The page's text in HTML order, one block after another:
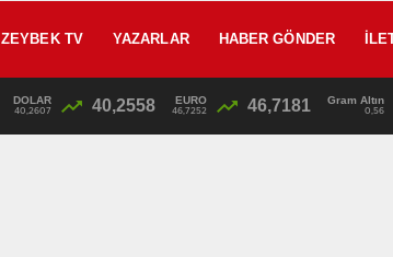
ZEYBEK TV YAZARLAR HABER GÖNDER
13:25
DOLAR
40,2607 40,2558 EURO
46,7252 46,7181 Gram Altın
0,56